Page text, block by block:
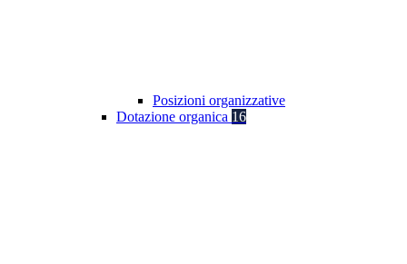
Posizioni organizzative
Dotazione organica 16